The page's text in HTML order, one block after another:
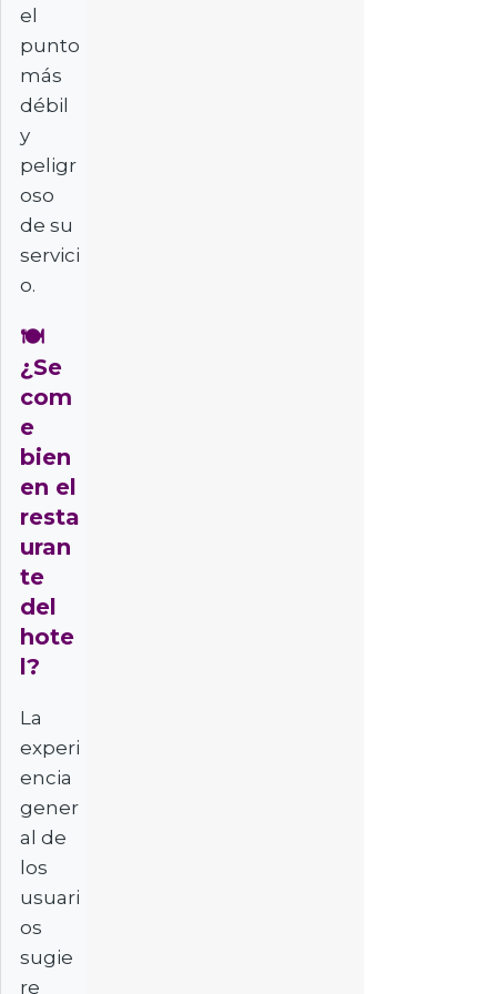
el
punto
más
débil
y
peligr
oso
de su
servici
o.
🍽️
¿Se
com
e
bien
en el
resta
uran
te
del
hote
l?
La
experi
encia
gener
al de
los
usuari
os
sugie
re